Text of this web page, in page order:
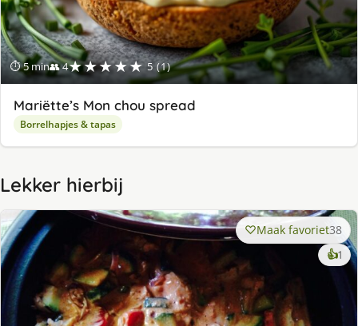
⏱ 5 min👥 4★★★★★ 5 (1)
Mariëtte’s Mon chou spread
Borrelhapjes & tapas
Lekker hierbij
Maak favoriet38
👍1